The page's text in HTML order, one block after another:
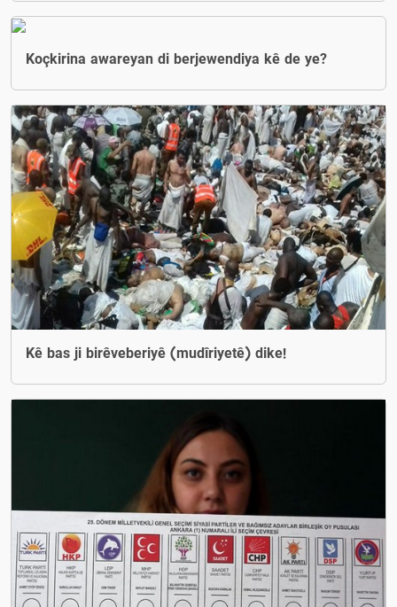
Koçkirina awareyan di berjewendiya kê de ye?
Kê bas ji birêveberiyê (mudîriyetê) dike!